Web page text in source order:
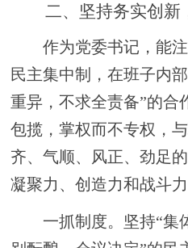
二、坚持务实创新
作为党委书记，能
民主集中制，在班子内
重异，不求全责备”的合
包揽，掌权而不专权，
齐、气顺、风正、劲足
凝聚力、创造力和战斗力
一抓制度。 坚持“集